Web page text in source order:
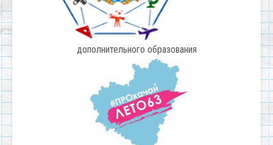
дополнительного образования